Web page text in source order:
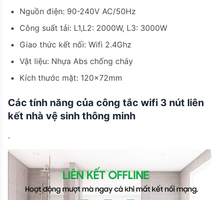
Nguồn điện: 90-240V AC/50Hz
Công suất tải: L1,L2: 2000W, L3: 3000W
Giao thức kết nối: Wifi 2.4Ghz
Vật liệu: Nhựa Abs chống cháy
Kích thước mặt: 120x72mm
Các tính năng của công tắc wifi 3 nút liên
kết nhà vệ sinh thông minh
.